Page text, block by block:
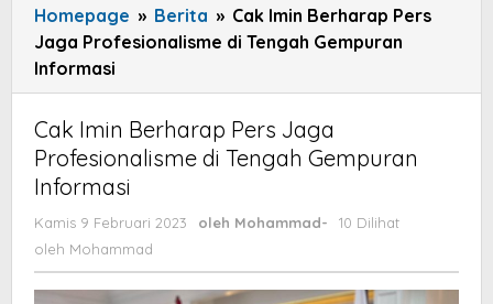
Homepage » Berita » Cak Imin Berharap Pers
Jaga Profesionalisme di Tengah Gempuran
Informasi
Cak Imin Berharap Pers Jaga
Profesionalisme di Tengah Gempuran
Informasi
Kamis 9 Februari 2023 oleh Mohammad-
10 Dilihat
oleh Mohammad